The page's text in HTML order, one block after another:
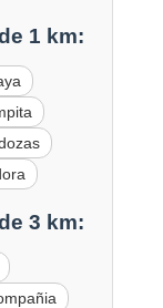
1 km:
3 km: